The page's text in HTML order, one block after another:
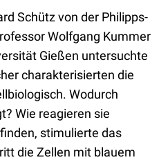
Schütz von der Philipps-
Wolfgang Kummer
Gießen untersuchte
charakterisierten die
Wodurch
Wie reagieren sie
stimulierte das
die Zellen mit blauem